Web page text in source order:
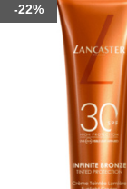
-22%